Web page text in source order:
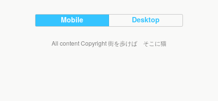
Mobile Desktop
All content Copyright 街を歩けば そこに猫